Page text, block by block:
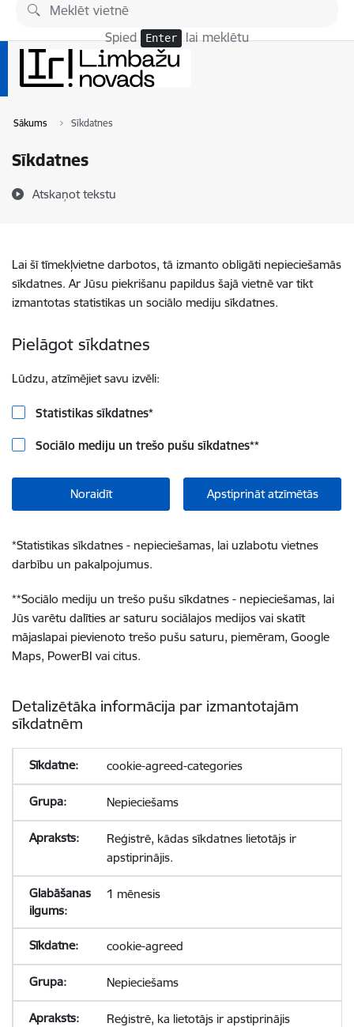
Pāriet uz lapas saturu
Spied Enter lai meklētu
Sākums Sīkdatnes
Sīkdatnes
Atskaņot tekstu
Lai šī tīmekļvietne darbotos, tā izmanto obligāti nepieciešamās
sīkdatnes. Ar Jūsu piekrišanu papildus šajā vietnē var tikt
izmantotas statistikas un sociālo mediju sīkdatnes.
Pielāgot sīkdatnes
Lūdzu, atzīmējiet savu izvēli:
Statistikas sīkdatnes*
Sociālo mediju un trešo pušu sīkdatnes**
Noraidīt Apstiprināt atzīmētās
*Statistikas sīkdatnes - nepieciešamas, lai uzlabotu vietnes
darbību un pakalpojumus.
**Sociālo mediju un trešo pušu sīkdatnes - nepieciešamas, lai
Jūs varētu dalīties ar saturu sociālajos medijos vai skatīt
mājaslapai pievienoto trešo pušu saturu, piemēram, Google
Maps, PowerBI vai citus.
Detalizētāka informācija par izmantotajām
sīkdatnēm
cookie-agreed-categories
Nepieciešams
Reģistrē, kādas sīkdatnes lietotājs ir
apstiprinājis.
1 mēnesis
cookie-agreed
Nepieciešams
Reģistrē, ka lietotājs ir apstiprinājis